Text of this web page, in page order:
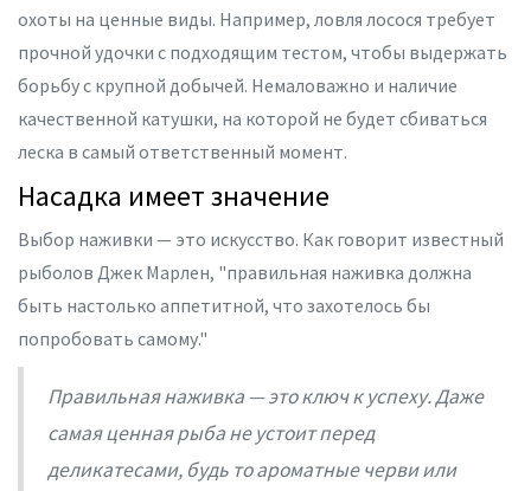
охоты на ценные виды. Например, ловля лосося требует
прочной удочки с подходящим тестом, чтобы выдержать
борьбу с крупной добычей. Немаловажно и наличие
качественной катушки, на которой не будет сбиваться
леска в самый ответственный момент.
Насадка имеет значение
Выбор наживки — это искусство. Как говорит известный
рыболов Джек Марлен, "правильная наживка должна
быть настолько аппетитной, что захотелось бы
попробовать самому."
Правильная наживка — это ключ к успеху. Даже
самая ценная рыба не устоит перед
деликатесами, будь то ароматные черви или